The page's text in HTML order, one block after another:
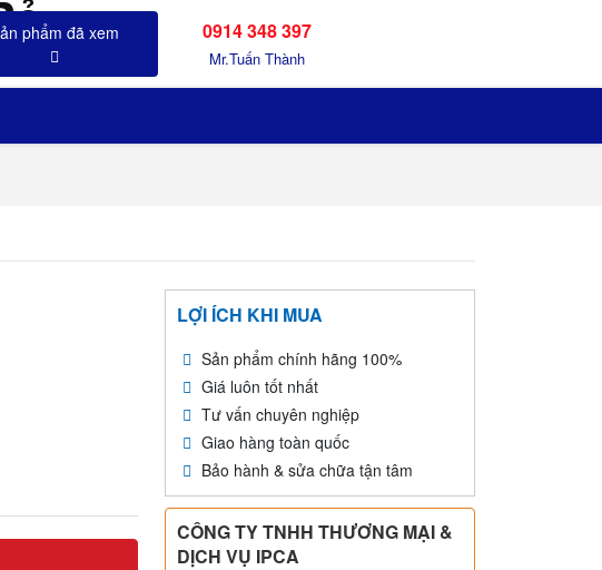
0914 348 397
Mr.Tuấn Thành
LỢI ÍCH KHI MUA
Sản phẩm chính hãng 100%
Giá luôn tốt nhất
Tư vấn chuyên nghiệp
Giao hàng toàn quốc
Bảo hành & sửa chữa tận tâm
CÔNG TY TNHH THƯƠNG MẠI &
DỊCH VỤ IPCA